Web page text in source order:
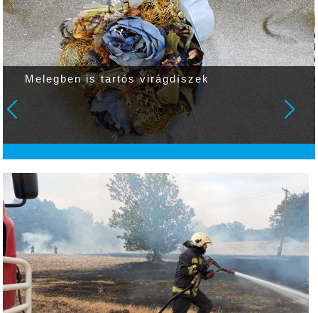
Melegben is tartós virágdíszek